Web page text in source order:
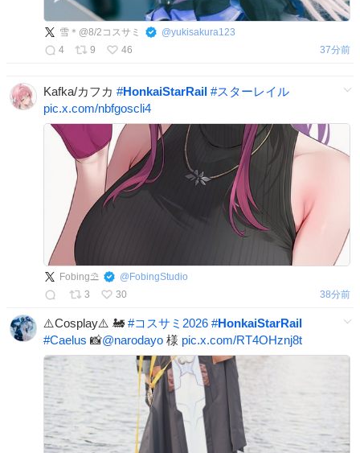
雪＊@8/2コスサミ @yukisakura123
4
9 46 37分前
Kafka/カフカ #HonkaiStarRail #スターレイル
pic.x.com/nbfgoscli4
Fobing⛱️ @ FobingStudio
3
30 38分前
⚠️Cosplay⚠️ 🚂 #コスサミ2026 #HonkaiStarRail
#Caelus 📸@narodayo 様 pic.x.com/RT4OHznj8t